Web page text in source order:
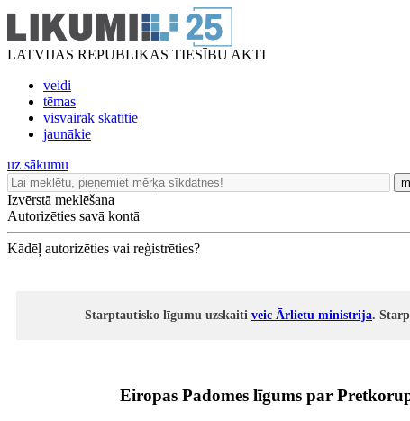
LATVIJAS REPUBLIKAS TIESĪBU AKTI
veidi
tēmas
visvairāk skatītie
jaunākie
uz sākumu
Izvērstā meklēšana
Autorizēties savā kontā
Kādēļ autorizēties vai reģistrēties?
Starptautisko līgumu uzskaiti veic Ārlietu ministrija.
Eiropas Padomes līgums par